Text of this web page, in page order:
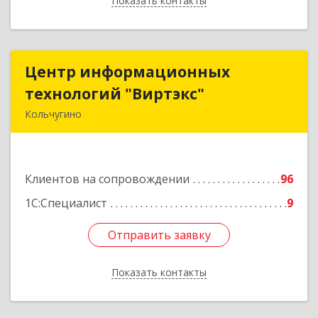
Центр информационных
технологий "Виртэкс"
Кольчугино
Клиентов на сопровождении
96
1С:Специалист
9
Отправить заявку
Показать контакты
Центр информационных
технологий "Виртэкс"
Подробнее
Отправить заявку
Назад